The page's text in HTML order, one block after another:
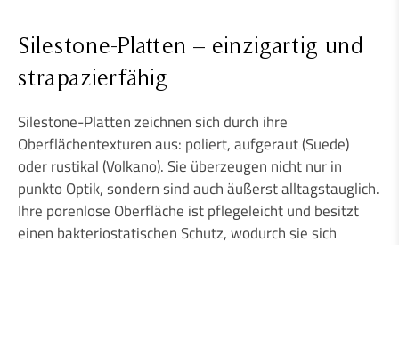
Silestone-Platten – einzigartig und
strapazierfähig
Silestone-Platten zeichnen sich durch ihre
Oberflächentexturen aus: poliert, aufgeraut (Suede)
oder rustikal (Volkano). Sie überzeugen nicht nur in
punkto Optik, sondern sind auch äußerst alltagstauglich.
Ihre porenlose Oberfläche ist pflegeleicht und besitzt
einen bakteriostatischen Schutz, wodurch sie sich